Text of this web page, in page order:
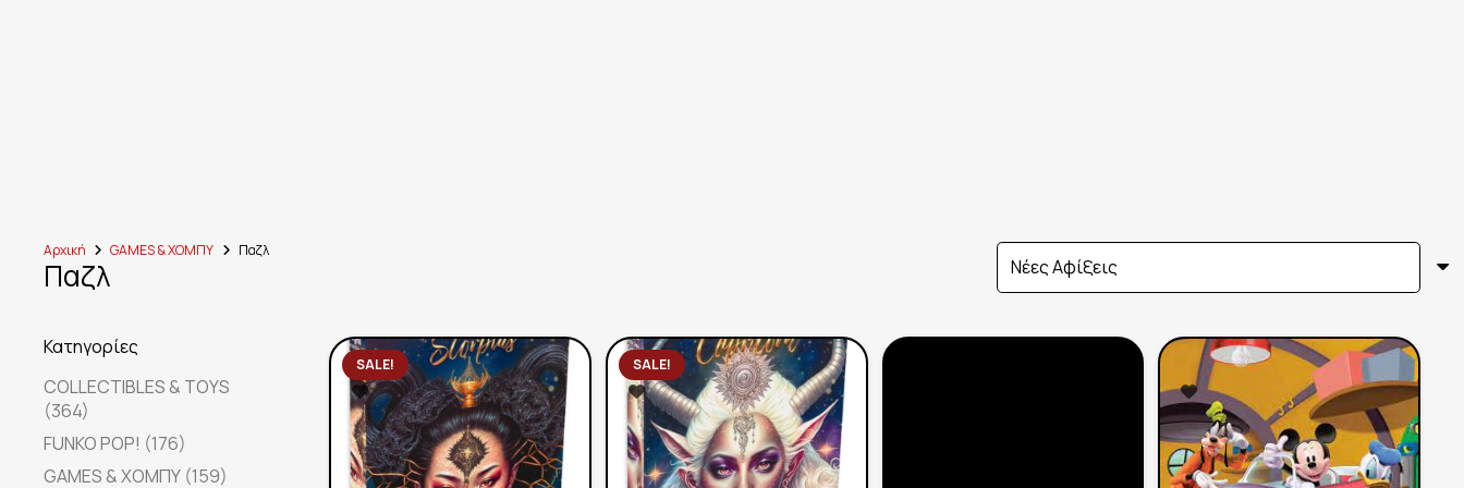
Αρχική GAMES & ΧΟΜΠΥ Παζλ
Παζλ
Κατηγορίες
COLLECTIBLES & TOYS
(364)
FUNKO POP! (176)
GAMES & ΧΟΜΠΥ (159)
SALE! SALE!